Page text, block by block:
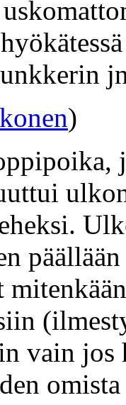
)
vain jos